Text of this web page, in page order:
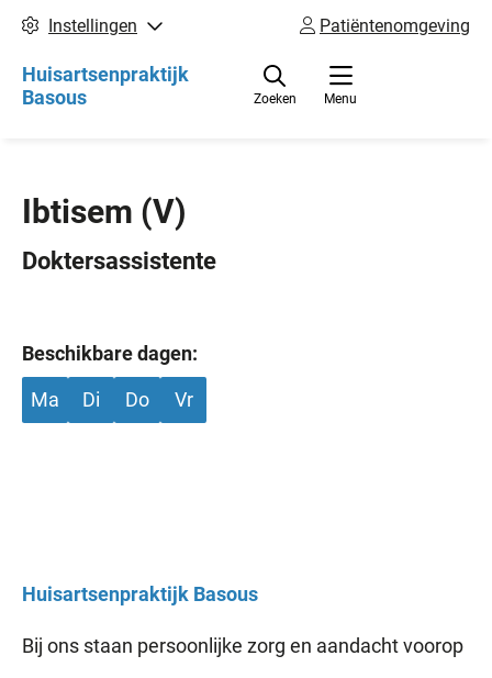
Instellingen Patiëntenomgeving
Huisartsenpraktijk
Basous
Menu
Zoeken
Ibtisem (V)
Doktersassistente
Beschikbare dagen:
Ma
Di Do Vr
Huisartsenpraktijk Basous
Bij ons staan persoonlijke zorg en aandacht voorop